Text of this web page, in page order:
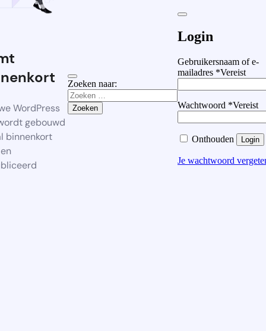
WordPress
gebouwd
binnenkort
Zoeken naar:
Login
Gebruikersnaam of e-
mailadres *Vereist
Wachtwoord *Vereist
Onthouden Login
Je wachtwoord